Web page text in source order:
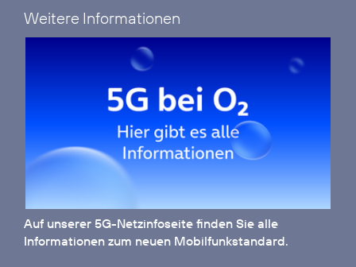
Weitere Informationen
Auf unserer 5G-Netzinfoseite finden Sie alle
Informationen zum neuen Mobilfunkstandard.